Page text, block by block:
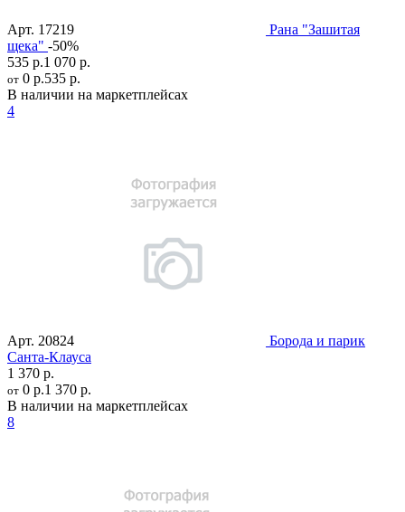
Арт. 17219
Рана "Зашитая
щека" -50%
535 р.1 070 р.
от 0 р.535 р.
В наличии на маркетплейсах
4
Арт. 20824
Борода и парик
Санта-Клауса
1 370 р.
от 0 р.1 370 р.
В наличии на маркетплейсах
8